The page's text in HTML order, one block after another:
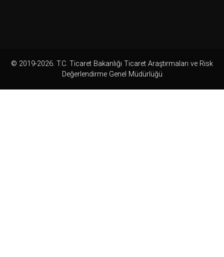
© 2019-2026. T.C. Ticaret Bakanlığı Ticaret Araştırmaları ve Risk
Değerlendirme Genel Müdürlüğü